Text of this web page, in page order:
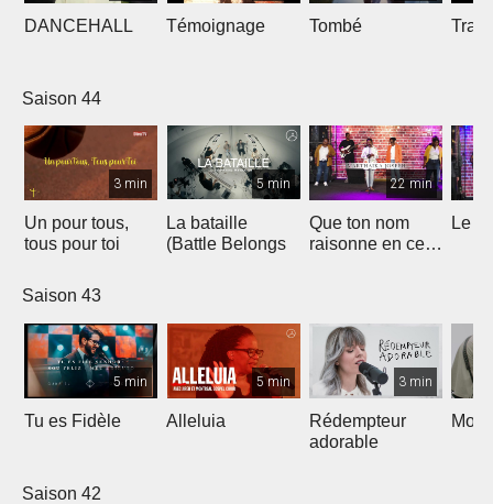
DANCEHALL Témoignage Tombé
Saison 44
3 min
Un pour tous,
tous pour toi
5 min
La bataille
(Battle Belongs
22 min
Que ton nom
raisonne en ce
Le
Saison 43
5 min
Tu es Fidèle
5 min
Alleluia
3 min
Rédempteur
adorable
Mon
Saison 42